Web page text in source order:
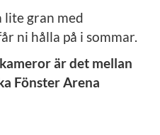
lite gran med
ni hålla på i sommar.
är det mellan
Fönster Arena